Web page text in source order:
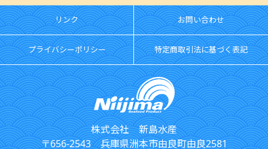
リンク お問い合わせ
プライバシーポリシー 特定商取引法に基づく表記
株式会社 新島水産
〒656-2543 兵庫県洲本市由良町由良2581